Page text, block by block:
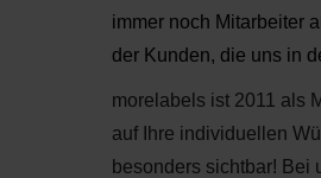
immer noch Mitarbeiter
der Kunden, die uns in
morelabels ist 2011 als
auf Ihre individuellen
besonders sichtbar! Bei